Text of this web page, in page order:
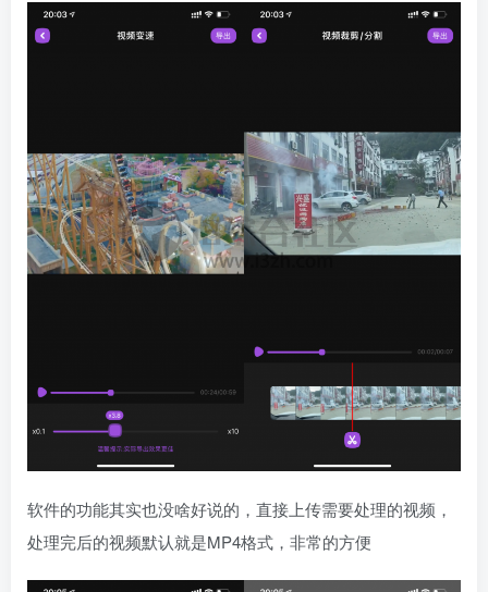
软件的功能其实也没啥好说的，直接上传需要处理的视频，
处理完后的视频默认就是MP4格式，非常的方便